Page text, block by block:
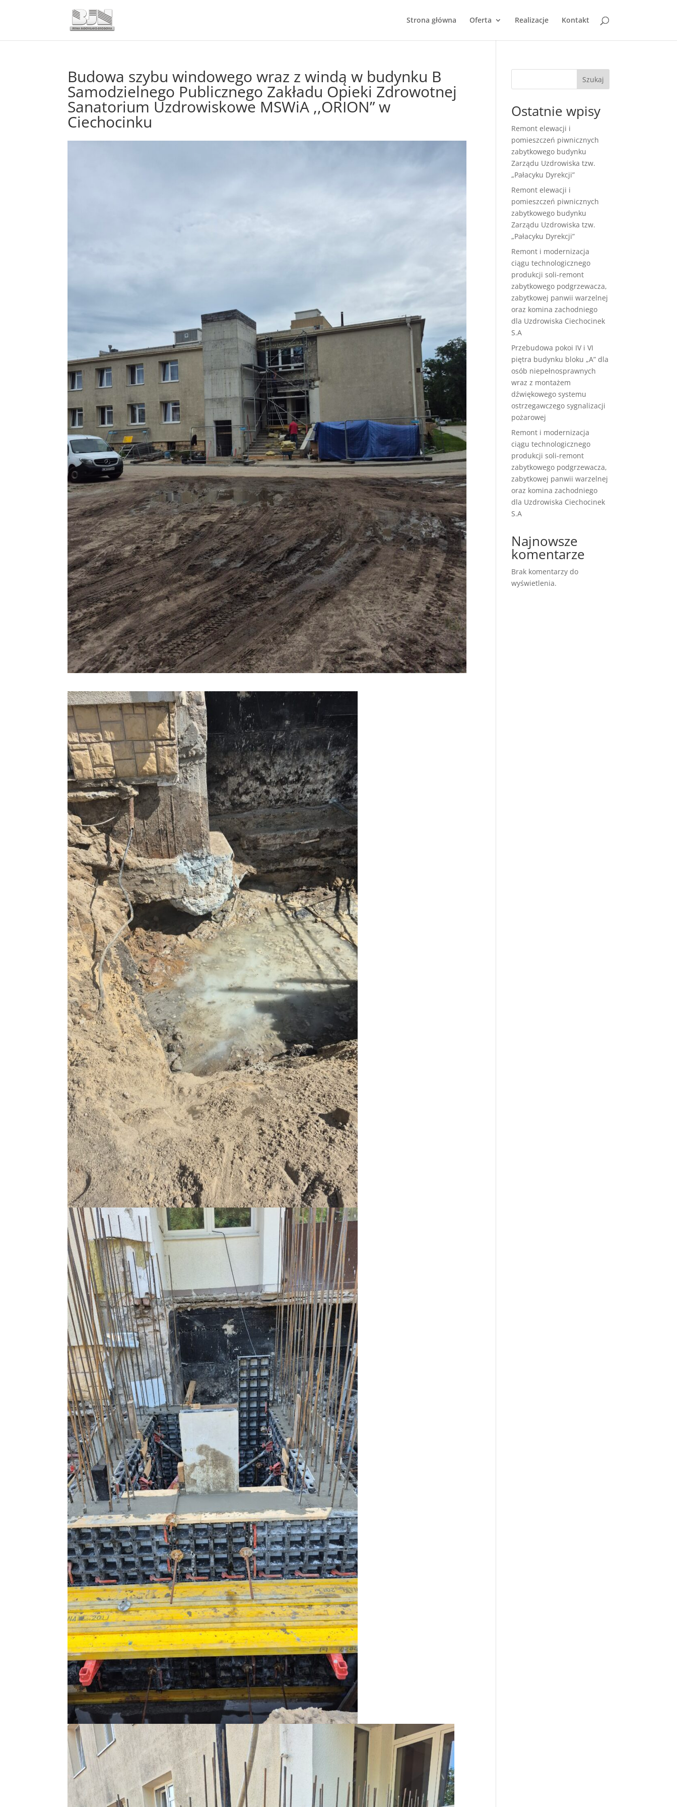
Strona główna Oferta Realizacje Kontakt
Budowa szybu windowego wraz z windą w budynku B
Samodzielnego Publicznego Zakładu Opieki Zdrowotnej
Sanatorium Uzdrowiskowe MSWiA ,,ORION” w
Ciechocinku
Szukaj
Ostatnie wpisy
Remont elewacji i
pomieszczeń piwnicznych
zabytkowego budynku
Zarządu Uzdrowiska tzw.
„Pałacyku Dyrekcji”
Remont elewacji i
pomieszczeń piwnicznych
zabytkowego budynku
Zarządu Uzdrowiska tzw.
„Pałacyku Dyrekcji”
Remont i modernizacja
ciągu technologicznego
produkcji soli-remont
zabytkowego podgrzewacza,
zabytkowej panwii warzelnej
oraz komina zachodniego
dla Uzdrowiska Ciechocinek
S.A
Przebudowa pokoi IV i VI
piętra budynku bloku „A” dla
osób niepełnosprawnych
wraz z montażem
dźwiękowego systemu
ostrzegawczego sygnalizacji
pożarowej
Remont i modernizacja
ciągu technologicznego
produkcji soli-remont
zabytkowego podgrzewacza,
zabytkowej panwii warzelnej
oraz komina zachodniego
dla Uzdrowiska Ciechocinek
S.A
Najnowsze
komentarze
Brak komentarzy do
wyświetlenia.